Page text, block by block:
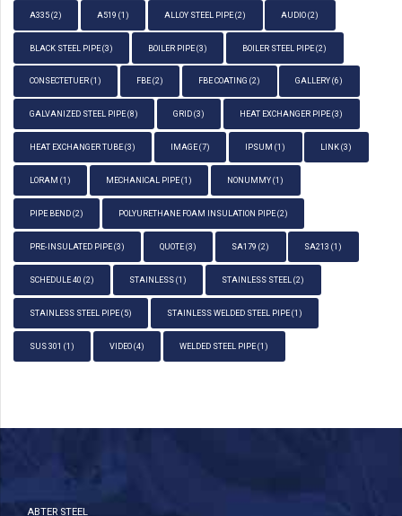
A335 (2) A519 (1) ALLOY STEEL PIPE (2) AUDIO (2)
BLACK STEEL PIPE (3) BOILER PIPE (3) BOILER STEEL PIPE (2)
CONSECTETUER (1) FBE(2) FBE COATING (2) GALLERY (6)
GALVANIZED STEEL PIPE(8) GRID (3) HEAT EXCHANGER PIPE(3)
HEAT EXCHANGER TUBE(3) IMAGE(7) IPSUM (1) LINK (3)
LORAM (1) MECHANICAL PIPE(1) NONUMMY (1)
PIPE BEND (2) POLYURETHANE FOAM INSULATION PIPE(2)
PRE-INSULATED PIPE (3) QUOTE (3) SA179 (2) SA213 (1)
SCHEDULE 40 (2) STAINLESS (1) STAINLESS STEEL (2)
STAINLESS STEEL PIPE (5) STAINLESS WELDED STEEL PIPE (1)
SUS 301 (1) VIDEO (4) WELDED STEEL PIPE (1)
ABTER STEEL